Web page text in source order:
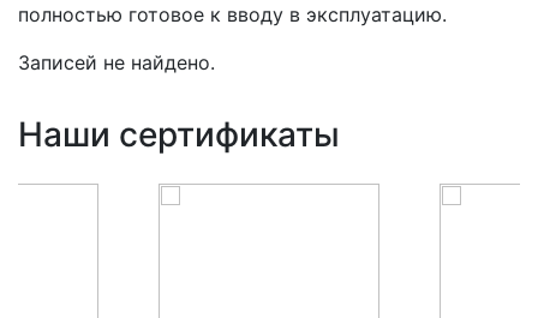
полностью готовое к вводу в эксплуатацию.
Записей не найдено.
Наши сертификаты